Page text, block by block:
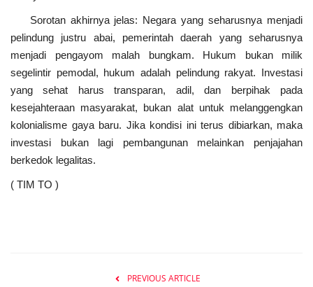
Sorotan akhirnya jelas: Negara yang seharusnya menjadi
pelindung justru abai, pemerintah daerah yang seharusnya
menjadi pengayom malah bungkam. Hukum bukan milik
segelintir pemodal, hukum adalah pelindung rakyat. Investasi
yang sehat harus transparan, adil, dan berpihak pada
kesejahteraan masyarakat, bukan alat untuk melanggengkan
kolonialisme gaya baru. Jika kondisi ini terus dibiarkan, maka
investasi bukan lagi pembangunan melainkan penjajahan
berkedok legalitas.
( TIM TO )
PREVIOUS ARTICLE